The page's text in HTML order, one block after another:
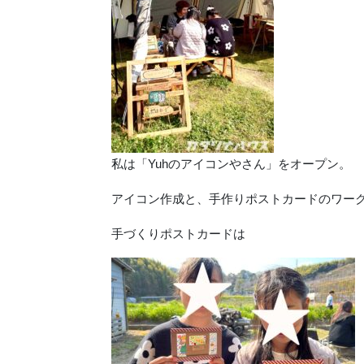
私は「Yuhのアイコンやさん」をオープン。
アイコン作成と、手作りポストカードのワ
手づくりポストカードは